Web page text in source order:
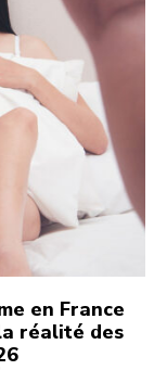
en France
réalité des